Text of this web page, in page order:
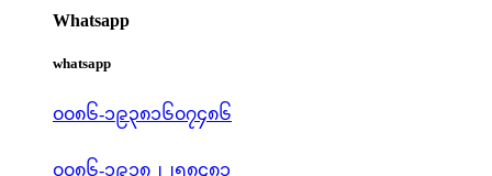
Whatsapp
whatsapp
၀၀၈၆-၁၉၃၈၁၆၀၇၄၈၆
၀၀၈၆-၁၉၁၈၂၂၅၈၄၈၁